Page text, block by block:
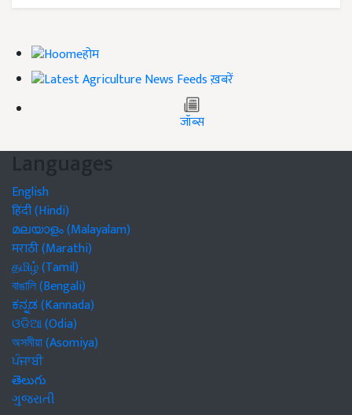
होम
ख़बरें
जॉब्स
Languages
English
हिंदी (Hindi)
മലയാളം (Malayalam)
मराठी (Marathi)
தமிழ் (Tamil)
বাঙালি (Bengali)
ಕನ್ನಡ (Kannada)
ଓଡିଆ (Odia)
অসমীয়া (Asomiya)
ਪੰਜਾਬੀ
తెలుగు
ગુજરાતી